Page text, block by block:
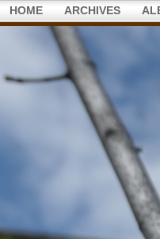
HOME ARCHIVES